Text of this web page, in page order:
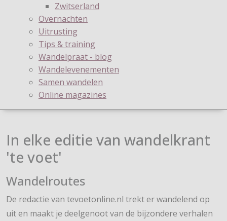
Zwitserland
Overnachten
Uitrusting
Tips & training
Wandelpraat - blog
Wandelevenementen
Samen wandelen
Online magazines
In elke editie van wandelkrant
'te voet'
Wandelroutes
De redactie van tevoetonline.nl trekt er wandelend op
uit en maakt je deelgenoot van de bijzondere verhalen